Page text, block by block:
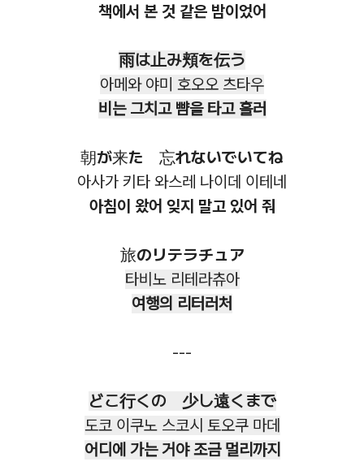
책에서 본 것 같은 밤이었어
雨は止み頬を伝う
아메와 야미 호오오 츠타우
비는 그치고 뺨을 타고 흘러
朝が来た 忘れないでいてね
아사가 키타 와스레 나이데 이테네
아침이 왔어 잊지 말고 있어 줘
旅のリテラチュア
타비노 리테라츄아
여행의 리터러처
---
どこ行くの 少し遠くまで
도코 이쿠노 스코시 토오쿠 마데
어디에 가는 거야조금 멀리까지